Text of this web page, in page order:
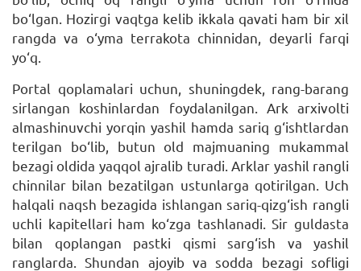
bo‘lgan. Hozirgi vaqtga kelib ikkala qavati ham bir xil
rangda va o‘yma terrakota chinnidan, deyarli farqi
yo‘q.
Portal qoplamalari uchun, shuningdek, rang-barang
sirlangan koshinlardan foydalanilgan. Ark arxivolti
almashinuvchi yorqin yashil hamda sariq g‘ishtlardan
terilgan bo‘lib, butun old majmuaning mukammal
bezagi oldida yaqqol ajralib turadi. Arklar yashil rangli
chinnilar bilan bezatilgan ustunlarga qotirilgan. Uch
halqali naqsh bezagida ishlangan sariq-qizg‘ish rangli
uchli kapitellari ham ko‘zga tashlanadi. Sir guldasta
bilan qoplangan pastki qismi sarg‘ish va yashil
ranglarda. Shundan ajoyib va sodda bezagi sofligi